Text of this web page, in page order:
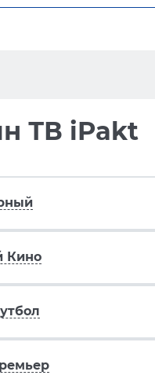
ТВ iPakt
Кино